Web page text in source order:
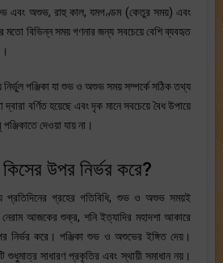
এবং অশুভ, রাহু কাল, যমগণ্ডম (কেতুর সময়) এবং
বিভিন্ন সময় গণনার জন্য সবচেয়ে বেশি ব্যবহৃত
নির্ভুল পঞ্জিকা যা শুভ ও অশুভ সময় সম্পর্কে সঠিক তথ্য
বর্ণিত হয়েছে এবং দৃক মানে সবচেয়ে বৈধ উপায়ে
দেওয়া যায় না।
উপর নির্ভর করে?
প্রতিদিনের গ্রহের গতিবিধি, শুভ ও অশুভ সময়ই
নেরাম আজকের শুক্র, শনি ইত্যাদির মহাদশা আকারে
নির্ভর করে। পঞ্জিকা শুভ ও অশুভের ইঙ্গিত দেয়।
শুধুমাত্র সাধারণ প্রকৃতির এবং স্থায়ী সমাধান নয়।